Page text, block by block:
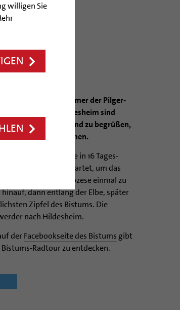
willigen Sie
August, die Teilnehmer der Pilger-
in und um Hildesheim sind
zu beklatschen und zu begrüßen,
dem Domhof ankommen.
Kilometer, die sie in 16 Tages-
Juli in Hameln gestartet, um das
Bestehens der Diözese einmal zu
dann entlang der Elbe, später
Zipfel des Bistums. Die
nach Hildesheim.
derFacebookseite des Bistums gibt
Radtour zu entdecken.